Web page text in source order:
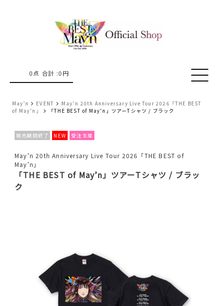
0点 合計 :0円
May'n EVENT
May’n 20th Anniversary Live Tour 2026「THE BEST
of May’n」
「THE BEST of May’n」ツアーTシャツ / ブラック
販売期間終了 NEW 受注生産
May’n 20th Anniversary Live Tour 2026「THE BEST of
May’n」
「THE BEST of May’n」ツアーTシャツ / ブラッ
ク